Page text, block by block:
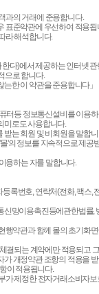
과의 거래에 준용합니다.
표준약관에 우선하여 적용됩
라 해석합니다.
다)에서 제공하는 인터넷
으로 합니다.
한 이 약관을 준용합니다」
등 정보통신설비를 이용
미로도 사용합니다.
받는 회원 및 비회원을 말합
'의 정보를 지속적으로 제공
용하는 자를 말합니다.
록번호, 연락처(전화, 팩스,
망이용촉진등에관한법률,
약관과 함께 몰의 초기화
되는 계약에만 적용되고
개정약관 조항의 적용을
이 적용됩니다.
제정한 전자거래소비자